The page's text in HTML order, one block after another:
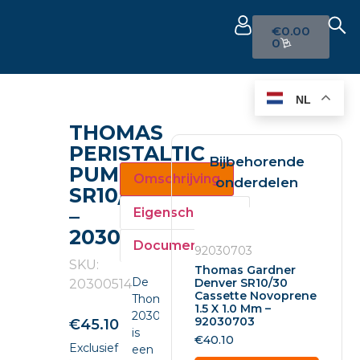
€0.00
0
THOMAS
PERISTALTIC
PUMP
SR10/30
–
20300514
SKU:
20300514
€45.10
Exclusief
Omschrijving
Eigenschappen
Documenten
De
Thomas
20300514
is
een
Bijbehorende
onderdelen
92030703
Thomas Gardner
Denver SR10/30
Cassette Novoprene
1.5 X 1.0 Mm –
92030703
€40.10
NL